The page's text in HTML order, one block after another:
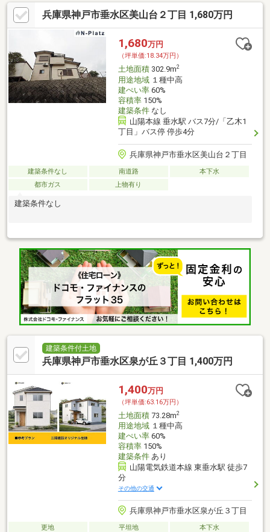
兵庫県神戸市垂水区美山台２丁目 1,680万円
1,680万円
（坪単価:18.34万円）
土地面積302.9m2
用途地域１種中高
建ぺい率60%
容積率150%
建築条件なし
山陽本線 垂水駅 バス7分/「乙木1
丁目」バス停 停歩4分
兵庫県神戸市垂水区美山台２丁目
建築条件なし 南道路
本下水
都市ガス
上物有り
建築条件なし
建築条件付土地
兵庫県神戸市垂水区泉が丘３丁目 1,400万円
1,400万円
（坪単価:63.16万円）
土地面積73.28m2
用途地域１種中高
建ぺい率60%
容積率150%
建築条件あり
山陽電気鉄道本線 東垂水駅 徒歩7
分
その他の交通
兵庫県神戸市垂水区泉が丘３丁目
更地 平坦地
本下水